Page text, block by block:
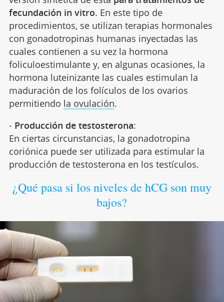
fecundación in vitro. En este tipo de
procedimientos, se utilizan terapias hormonales
con gonadotropinas humanas inyectadas las
cuales contienen a su vez la hormona
foliculoestimulante y, en algunas ocasiones, la
hormona luteinizante las cuales estimulan la
maduración de los folículos de los ovarios
permitiendo la ovulación.
- Producción de testosterona:
En ciertas circunstancias, la gonadotropina
coriónica puede ser utilizada para estimular la
producción de testosterona en los testículos.
¿Qué pasa si los niveles de hCG son muy
bajos?